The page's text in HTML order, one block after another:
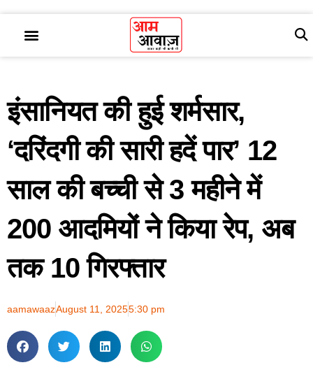
इंसानियत की हुई शर्मसार,
‘दरिंदगी की सारी हदें पार’ 12
साल की बच्ची से 3 महीने में
200 आदमियों ने किया रेप, अब
तक 10 गिरफ्तार
aamawaazAugust 11, 20255:30 pm